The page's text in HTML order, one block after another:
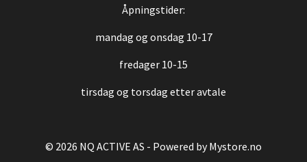
Åpningstider:
mandag og onsdag 10-17
fredager 10-15
tirsdag og torsdag etter avtale
© 2026 NQ ACTIVE AS - Powered byMystore.no